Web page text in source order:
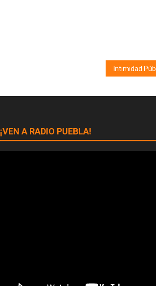
¡VEN A RADIO PUEBLA!